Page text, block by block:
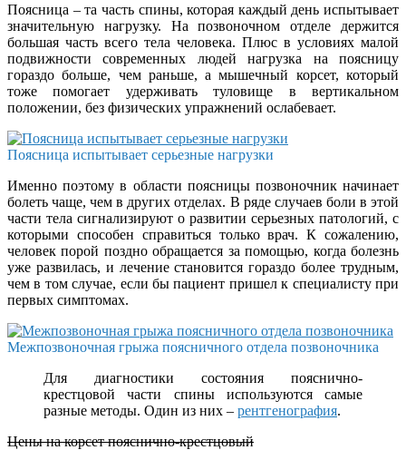
Поясница – та часть спины, которая каждый день испытывает
значительную нагрузку. На позвоночном отделе держится
большая часть всего тела человека. Плюс в условиях малой
подвижности современных людей нагрузка на поясницу
гораздо больше, чем раньше, а мышечный корсет, который
тоже помогает удерживать туловище в вертикальном
положении, без физических упражнений ослабевает.
Поясница испытывает серьезные нагрузки
Именно поэтому в области поясницы позвоночник начинает
болеть чаще, чем в других отделах. В ряде случаев боли в этой
части тела сигнализируют о развитии серьезных патологий, с
которыми способен справиться только врач. К сожалению,
человек порой поздно обращается за помощью, когда болезнь
уже развилась, и лечение становится гораздо более трудным,
чем в том случае, если бы пациент пришел к специалисту при
первых симптомах.
Межпозвоночная грыжа поясничного отдела позвоночника
Для диагностики состояния пояснично-
крестцовой части спины используются самые
разные методы. Один из них – рентгенография.
Цены на корсет пояснично-крестцовый